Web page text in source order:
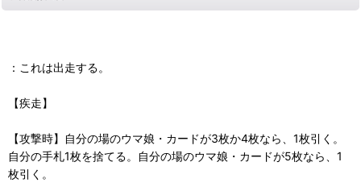
：これは出走する。
【疾走】
【攻撃時】自分の場のウマ娘・カードが3枚か4枚なら、1枚引く。
自分の手札1枚を捨てる。自分の場のウマ娘・カードが5枚なら、1
枚引く。